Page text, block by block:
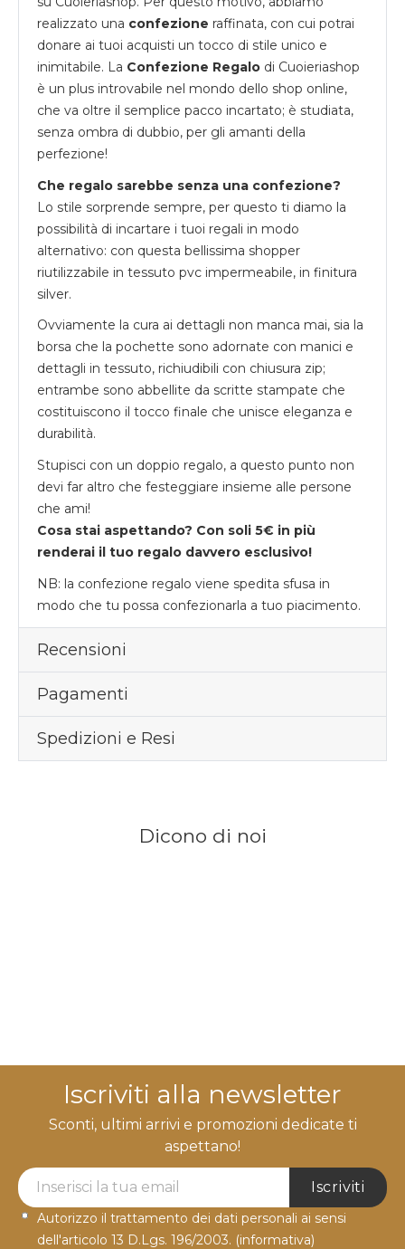
realizzato una confezione raffinata, con cui potrai
donare ai tuoi acquisti un tocco di stile unico e
inimitabile. La Confezione Regalo di Cuoieriashop
è un plus introvabile nel mondo dello shop online,
che va oltre il semplice pacco incartato; è studiata,
senza ombra di dubbio, per gli amanti della
perfezione!
Che regalo sarebbe senza una confezione?
Lo stile sorprende sempre, per questo ti diamo la
possibilità di incartare i tuoi regali in modo
alternativo: con questa bellissima shopper
riutilizzabile in tessuto pvc impermeabile, in finitura
silver.
Ovviamente la cura ai dettagli non manca mai, sia la
borsa che la pochette sono adornate con manici e
dettagli in tessuto, richiudibili con chiusura zip;
entrambe sono abbellite da scritte stampate che
costituiscono il tocco finale che unisce eleganza e
durabilità.
Stupisci con un doppio regalo, a questo punto non
devi far altro che festeggiare insieme alle persone
che ami!
Cosa stai aspettando? Con soli 5€ in più
renderai il tuo regalo davvero esclusivo!
NB: la confezione regalo viene spedita sfusa in
modo che tu possa confezionarla a tuo piacimento.
Recensioni
Pagamenti
Spedizioni e Resi
Dicono di noi
Iscriviti alla newsletter
Sconti, ultimi arrivi e promozioni dedicate ti
aspettano!
Newsletter Label
Iscriviti
Autorizzo il trattamento dei dati personali ai sensi
dell'articolo 13 D.Lgs. 196/2003. (informativa)